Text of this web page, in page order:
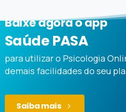
Baixe agora o app
Saúde PASA
para utilizar o Psicologia
demais facilidades do seu
Saiba mais